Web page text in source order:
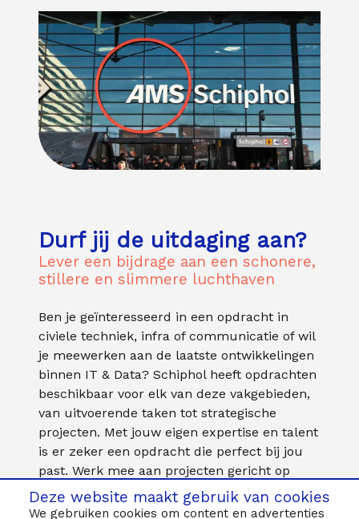
Deze website maakt gebruik van cookies
We gebruiken cookies om content en advertenties
Durf jij de uitdaging aan?
Lever een bijdrage aan een schonere,
stillere en slimmere luchthaven
Ben je geïnteresseerd in een opdracht in
civiele techniek, infra of communicatie of wil
je meewerken aan de laatste ontwikkelingen
binnen IT & Data? Schiphol heeft opdrachten
beschikbaar voor elk van deze vakgebieden,
van uitvoerende taken tot strategische
projecten. Met jouw eigen expertise en talent
is er zeker een opdracht die perfect bij jou
past. Werk mee aan projecten gericht op
innovatie, efficiëntie en duurzaamheid. Op
deze manier lever je een bijdrage aan een